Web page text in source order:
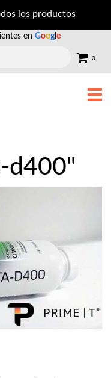
los productos
en Google
0
d400"